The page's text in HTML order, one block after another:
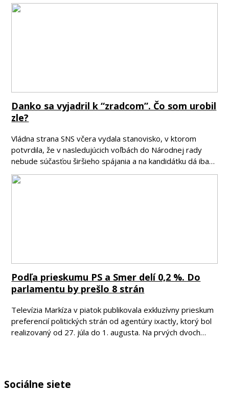
Danko sa vyjadril k “zradcom”. Čo som urobil
zle?
Vládna strana SNS včera vydala stanovisko, v ktorom
potvrdila, že v nasledujúcich voľbách do Národnej rady
nebude súčasťou širšieho spájania a na kandidátku dá iba…
Podľa prieskumu PS a Smer delí 0,2 %. Do
parlamentu by prešlo 8 strán
Televízia Markíza v piatok publikovala exkluzívny prieskum
preferencií politických strán od agentúry ixactly, ktorý bol
realizovaný od 27. júla do 1. augusta. Na prvých dvoch…
Sociálne siete